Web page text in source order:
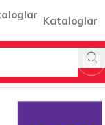
Kataloglar